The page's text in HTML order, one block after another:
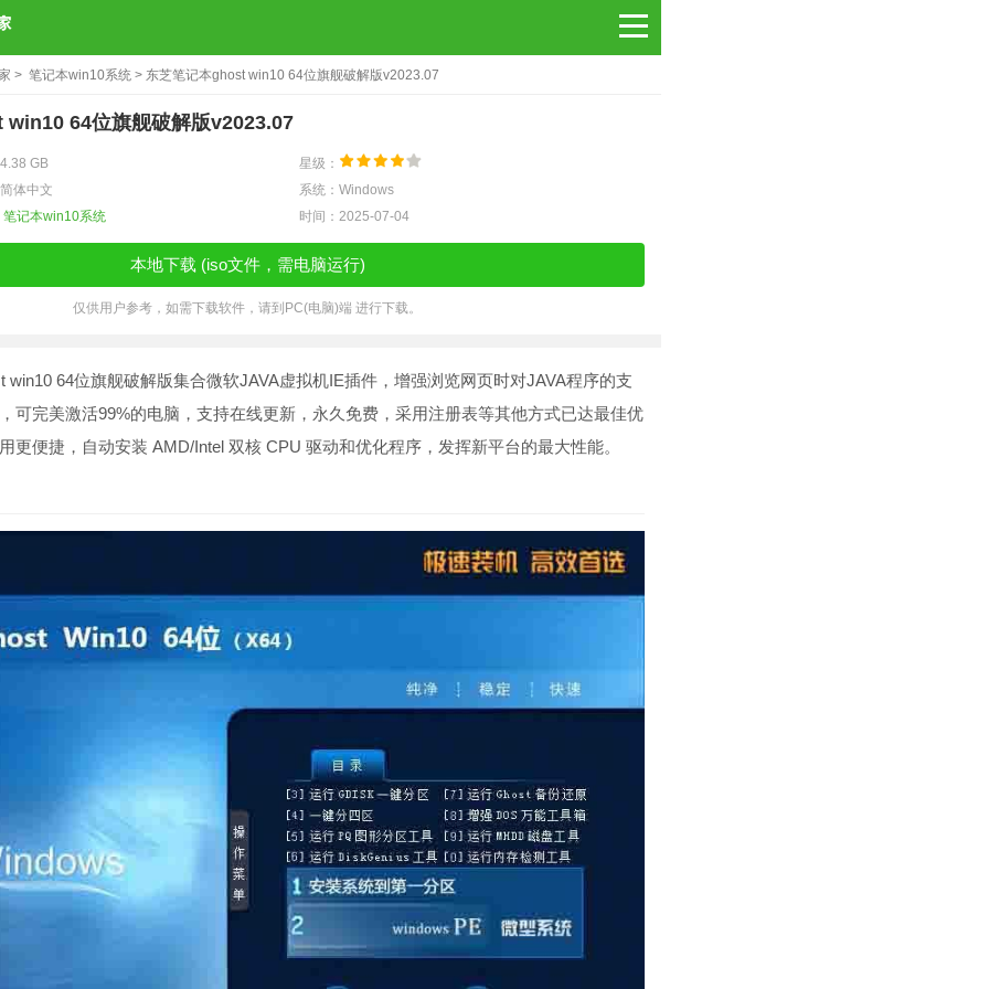
> 笔记本win10系统 > 东芝笔记本ghost win10 64位旗舰破解版v2023.07
64位旗舰破解版v2023.07
GB
星级：
体中文
系统：Windows
笔记本win10系统 时间：2025-07-04
本地下载 (iso文件，需电脑运行)
仅供用户参考，如需下载软件，请到PC(电脑)端 进行下载。
win10 64位旗舰破解版集合微软JAVA虚拟机IE插件，增强浏览网页时对JAVA程序的支
可完美激活99%的电脑，支持在线更新，永久免费，采用注册表等其他方式已达最佳优
更便捷，自动安装 AMD/Intel 双核 CPU 驱动和优化程序，发挥新平台的最大性能。